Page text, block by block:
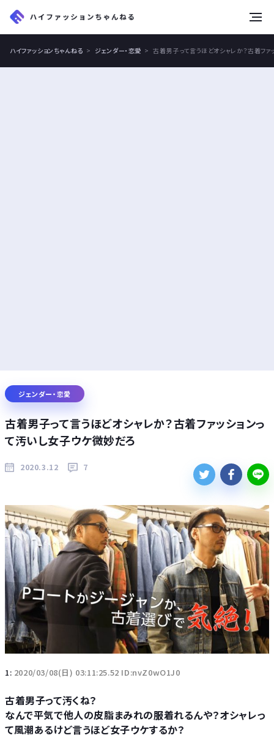
ハイファッションちゃんねる ジェンダー・恋愛 古着男子って言うほどオシャレか？古着フ
ジェンダー・恋愛
古着男子って言うほどオシャレか？古着ファッションっ
て汚いし女子ウケ微妙だろ
2020.3.12 7
1: 2020/03/08(日) 03:11:25.52 ID:nvZ0wO1J0
古着男子って汚くね？
なんで平気で他人の皮脂まみれの服着れるんや？オシャレっ
て風潮あるけど言うほど女子ウケするか？